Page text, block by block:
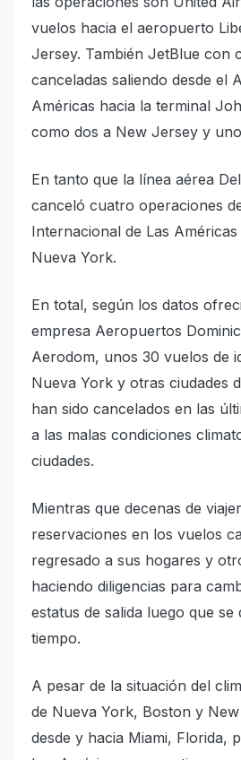
vuelos hacia el aeropuerto
Jersey. También JetBlue con
canceladas saliendo desde el
Américas hacia la terminal
como dos a New Jersey y
En tanto que la línea aérea
canceló cuatro operaciones
Internacional de Las
Nueva York.
En total, según los datos
empresa Aeropuertos
Aerodom, unos 30 vuelos de
Nueva York y otras ciudades
han sido cancelados en las
a las malas condiciones
ciudades.
Mientras que decenas de
reservaciones en los vuelos
regresado a sus hogares y
haciendo diligencias para
estatus de salida luego que se
tiempo.
A pesar de la situación del
de Nueva York, Boston y
desde y hacia Miami, Florida,